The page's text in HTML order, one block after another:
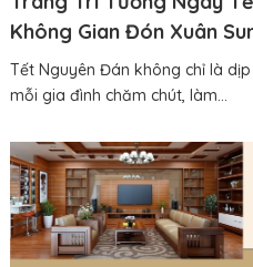
Không Gian Đón Xuân
Tết Nguyên Đán không chỉ là
mỗi gia đình chăm chút, làm...